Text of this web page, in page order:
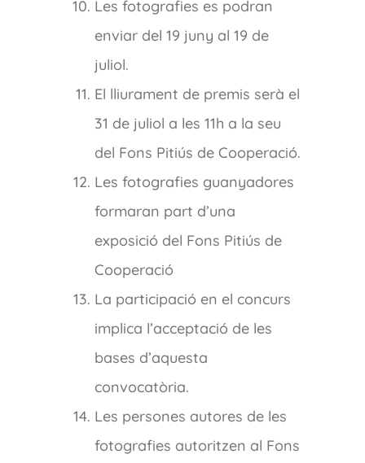
Les fotografies es podran
enviar del 19 juny al 19 de
juliol.
El lliurament de premis serà el
31 de juliol a les 11h a la seu
del Fons Pitiús de Cooperació.
Les fotografies guanyadores
formaran part d’una
exposició del Fons Pitiús de
Cooperació
La participació en el concurs
implica l’acceptació de les
bases d’aquesta
convocatòria.
Les persones autores de les
fotografies autoritzen al Fons